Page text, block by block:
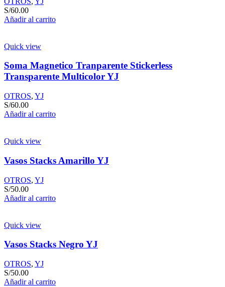
S/60.00
Añadir al carrito
Quick view
Soma Magnetico Tranparente Stickerless
Transparente Multicolor YJ
OTROS, YJ
S/60.00
Añadir al carrito
Quick view
Vasos Stacks Amarillo YJ
OTROS, YJ
S/50.00
Añadir al carrito
Quick view
Vasos Stacks Negro YJ
OTROS, YJ
S/50.00
Añadir al carrito